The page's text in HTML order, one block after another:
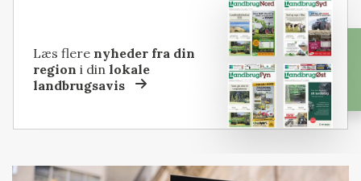
Læs flere nyheder fra din
region i dinlokale
landbrugsavis